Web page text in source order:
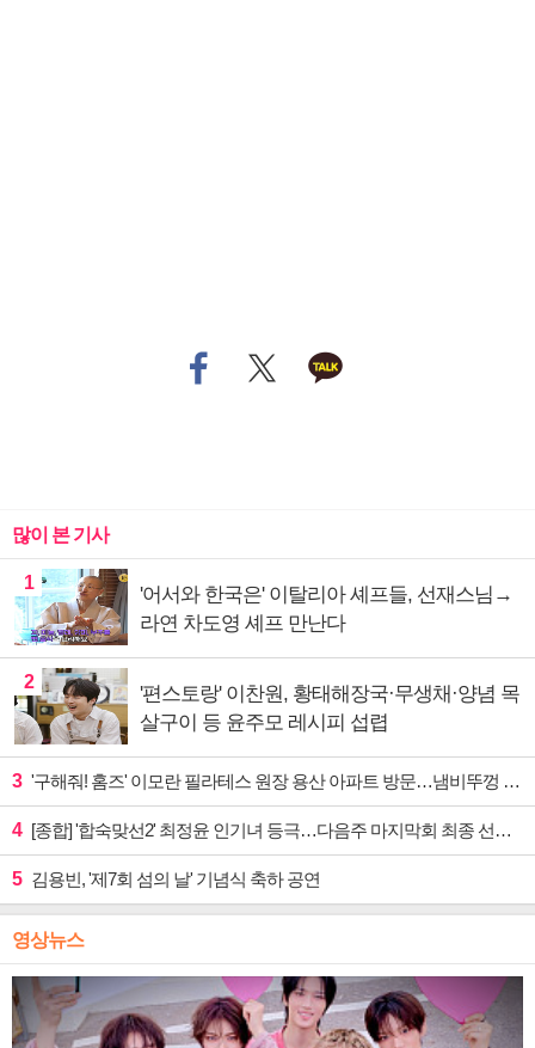
많이 본 기사
1
'어서와 한국은' 이탈리아 셰프들, 선재스님→
라연 차도영 셰프 만난다
2
'편스토랑' 이찬원, 황태해장국·무생채·양념 목
살구이 등 윤주모 레시피 섭렵
3 '구해줘! 홈즈' 이모란 필라테스 원장 용산 아파트 방문…냄비뚜껑 운동법 소개
4 [종합] '합숙맞선2' 최정윤 인기녀 등극…다음주 마지막회 최종 선택 예고
5 김용빈, '제7회 섬의 날' 기념식 축하 공연
영상뉴스